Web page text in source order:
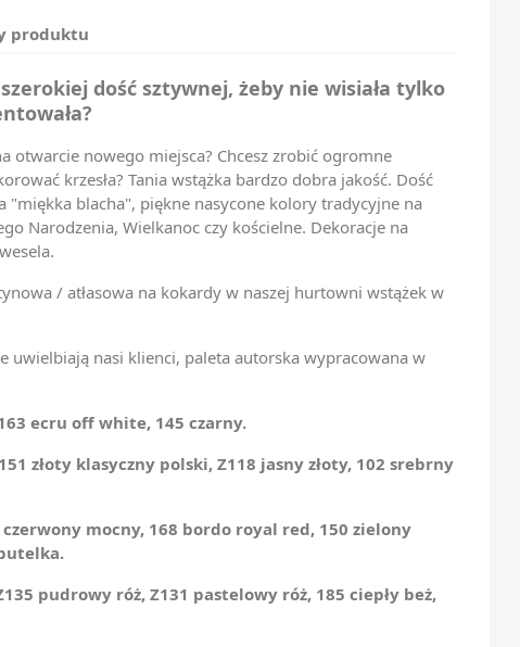
produktu
dość sztywnej, żeby nie wisiała tylko
otwarcie nowego miejsca? Chcesz zrobić ogromne
krzesła? Tania wstążka bardzo dobra jakość. Dość
"miękka blacha", piękne nasycone kolory tradycyjne na
Narodzenia, Wielkanoc czy kościelne. Dekoracje na
/ atłasowa na kokardy w naszej hurtowni wstążek w
uwielbiają nasi klienci, paleta autorska wypracowana w
ecru off white, 145 czarny.
151 złoty klasyczny polski, Z118 jasny złoty, 102 srebrny
czerwony mocny, 168 bordo royal red, 150 zielony
pudrowy róż, Z131 pastelowy róż, 185 ciepły beż,